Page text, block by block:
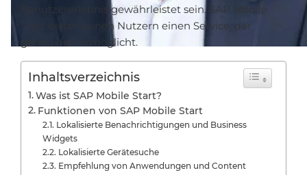
Benutzererlebnis gewährleistet sein. SAP Mobile
Start bietet seinen Nutzern einen Service, der
genau dies ermöglicht.
Inhaltsverzeichnis
Was ist SAP Mobile Start?
Funktionen von SAP Mobile Start
Lokalisierte Benachrichtigungen und Business
Widgets
Lokalisierte Gerätesuche
Empfehlung von Anwendungen und Content